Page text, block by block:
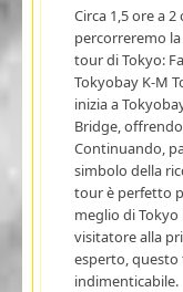
Circa 1,5 ore a
percorreremo
tour di Tokyo:
Tokyobay K-M
inizia a
Bridge,
Continuando,
simbolo della
tour è perfetto
meglio di
visitatore alla
esperto,
indimenticabile.